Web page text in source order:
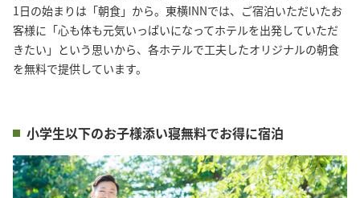
1日の始まりは「朝食」から。東横INNでは、ご宿泊いただいたお
客様に「心も体も元気いっぱいになってホテルを出発していただ
きたい」という思いから、各ホテルで工夫したオリジナルの朝食
を無料で提供しています。
小学生以下のお子様添い寝無料でお得に宿泊